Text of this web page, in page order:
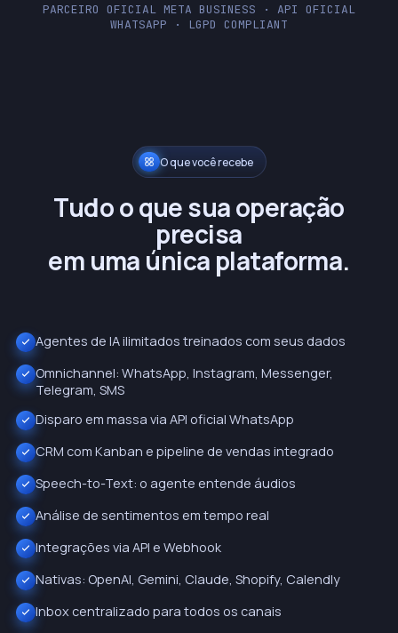
PARCEIRO OFICIAL META BUSINESS · API OFICIAL
WHATSAPP · LGPD COMPLIANT
O que você recebe
Tudo o que sua operação
precisa
em uma única plataforma.
Agentes de IA ilimitados treinados com seus dados
Omnichannel: WhatsApp, Instagram, Messenger,
Telegram, SMS
Disparo em massa via API oficial WhatsApp
CRM com Kanban e pipeline de vendas integrado
Speech-to-Text: o agente entende áudios
Análise de sentimentos em tempo real
Integrações via API e Webhook
Nativas: OpenAI, Gemini, Claude, Shopify, Calendly
Inbox centralizado para todos os canais